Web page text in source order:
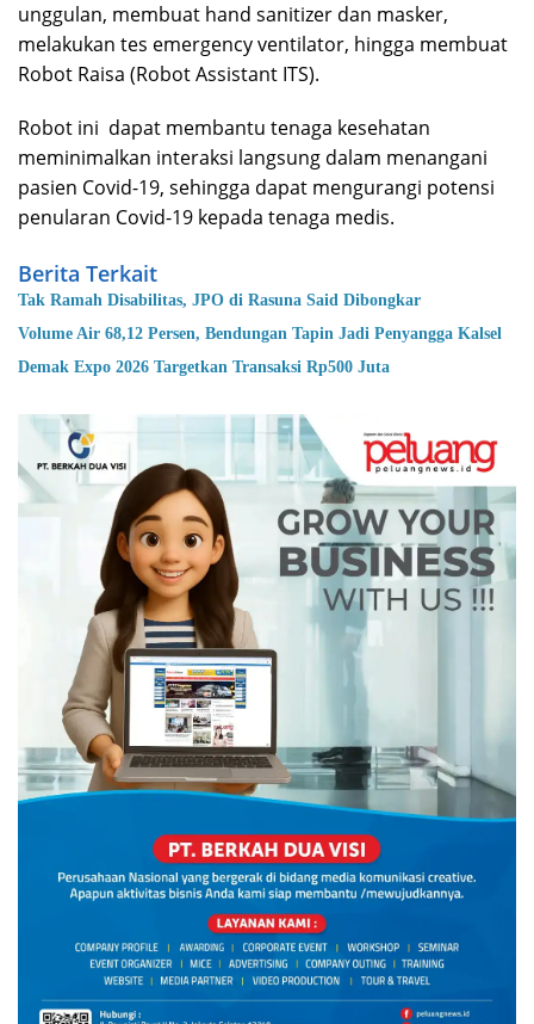
unggulan, membuat hand sanitizer dan masker,
melakukan tes emergency ventilator, hingga membuat
Robot Raisa (Robot Assistant ITS).
Robot ini dapat membantu tenaga kesehatan
meminimalkan interaksi langsung dalam menangani
pasien Covid-19, sehingga dapat mengurangi potensi
penularan Covid-19 kepada tenaga medis.
Berita Terkait
Tak Ramah Disabilitas, JPO di Rasuna Said Dibongkar
Volume Air 68,12 Persen, Bendungan Tapin Jadi Penyangga Kalsel
Demak Expo 2026 Targetkan Transaksi Rp500 Juta